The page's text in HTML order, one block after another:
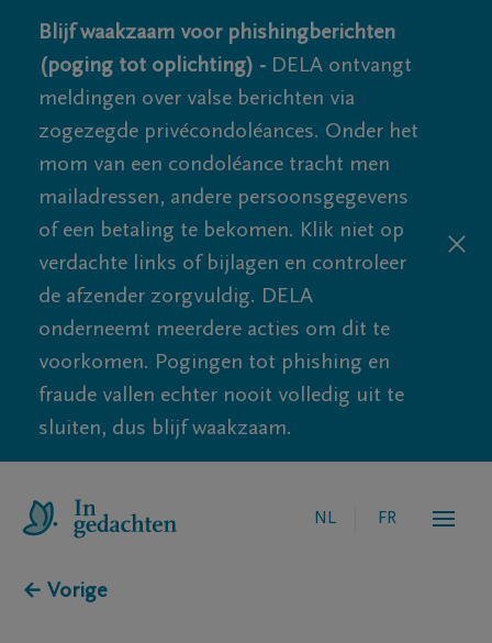
Blijf waakzaam voor phishingberichten
(poging tot oplichting) - DELA ontvangt
meldingen over valse berichten via
zogezegde privécondoléances. Onder het
mom van een condoléance tracht men
mailadressen, andere persoonsgegevens
of een betaling te bekomen. Klik niet op
verdachte links of bijlagen en controleer
de afzender zorgvuldig. DELA
onderneemt meerdere acties om dit te
voorkomen. Pogingen tot phishing en
fraude vallen echter nooit volledig uit te
sluiten, dus blijf waakzaam.
NL FR
← Vorige